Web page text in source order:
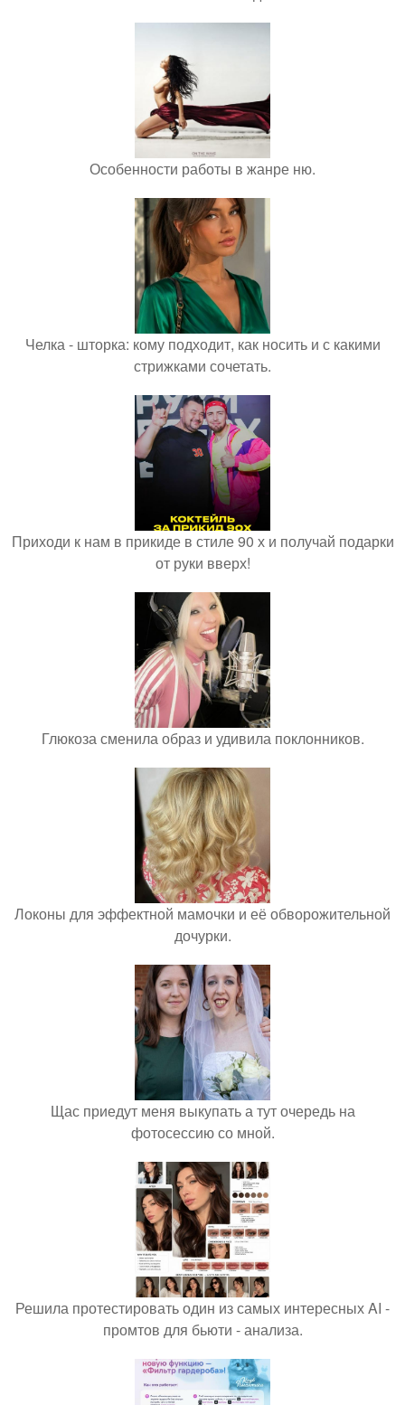
Особенности работы в жанре ню.
Челка - шторка: кому подходит, как носить и с какими
стрижками сочетать.
Приходи к нам в прикиде в стиле 90 х и получай подарки
от руки вверх!
Глюкоза сменила образ и удивила поклонников.
Локоны для эффектной мамочки и её обворожительной
дочурки.
Щас приедут меня выкупать а тут очередь на
фотосессию со мной.
Решила протестировать один из самых интересных AI -
промтов для бьюти - анализа.